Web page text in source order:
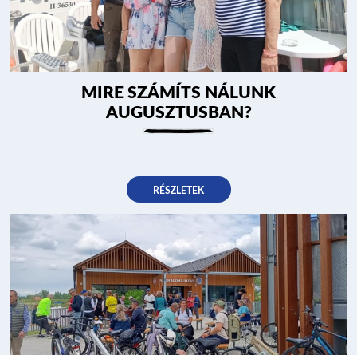
MIRE SZÁMÍTS NÁLUNK
AUGUSZTUSBAN?
RÉSZLETEK